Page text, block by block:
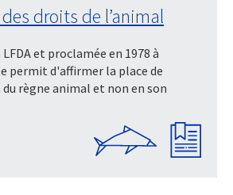
droits de l’animal
et proclamée en 1978 à
permit d'affirmer la place de
règne animal et non en son